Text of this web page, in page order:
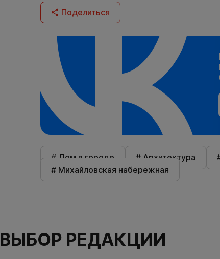
Поделиться
# Дом в городе # Архитектура
# Михайловская набережная
ВЫБОР РЕДАКЦИИ